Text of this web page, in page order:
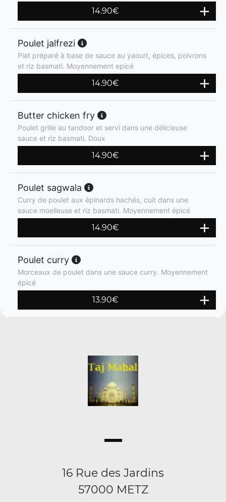
14.90€
Poulet jalfrezi
Plat préparé à base de sauce au yaourt, épices, poivrons
et riz basmati. Moyennement epicé
14.90€
Butter chicken fry
Poulet grillé au tandoor et servi dans une délicieuse
sauce et riz basmati. Doux
14.90€
Poulet sagwala
Curry de poulet aux épinards hachés, cuit dans une
sauce moelleuse et riz basmati. Moyennement épicé
14.90€
Poulet curry
Morceaux de poulet dans une sauce curry. Moyennement
épicé
13.90€
16 Rue des Jardins
57000 METZ